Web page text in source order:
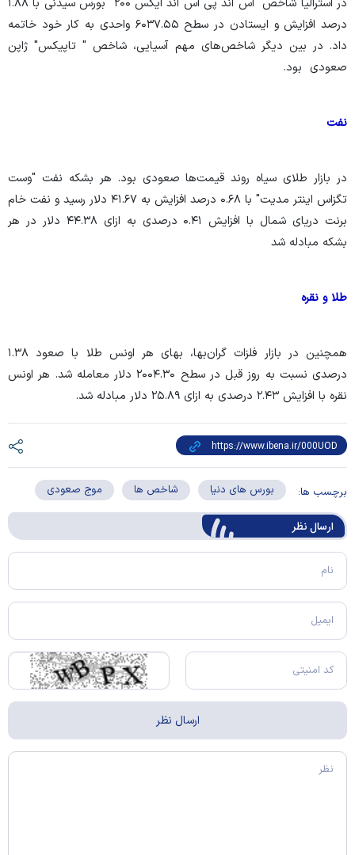
در استرالیا شاخص "اس اند پی اس اند ایکس ۲۰۰" بورس سیدنی با ۱.۸۸
درصد افزایش و ایستادن در سطح ۶۰۳۷.۵۵ واحدی به کار خود خاتمه
داد. در بین دیگر شاخص‌های مهم آسیایی، شاخص " تاپیکس" ژاپن
صعودی بود.
نفت
در بازار طلای سیاه روند قیمت‌ها صعودی بود. هر بشکه نفت "وست
تگزاس اینتر مدیت" با ۰.۶۸ درصد افزایش به ۴۱.۶۷ دلار رسید و نفت خام
برنت دریای شمال با افزایش ۰.۴۱ درصدی به ازای ۴۴.۳۸ دلار در هر
بشکه مبادله شد
طلا و نقره
همچنین در بازار فلزات گران‌بها، بهای هر اونس طلا با صعود ۱.۳۸
درصدی نسبت به روز قبل در سطح ۲۰۰۴.۳۰ دلار معامله شد. هر اونس
نقره با افزایش ۲.۴۳ درصدی به ازای ۲۵.۸۹ دلار مبادله شد.
برچسب ها: بورس های دنیا شاخص ها موج صعودی
ارسال‌ نظر